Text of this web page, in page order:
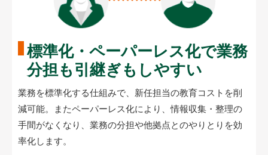
標準化・ペーパーレス化で業務
分担も引継ぎもしやすい
業務を標準化する仕組みで、新任担当の教育コストを削
減可能。またペーパーレス化により、情報収集・整理の
手間がなくなり、業務の分担や他拠点とのやりとりを効
率化します。